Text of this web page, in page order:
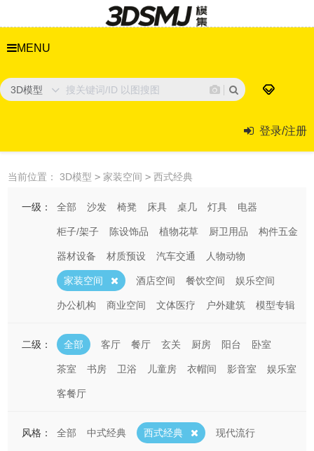
MENU
3D模型
登录/注册
当前位置： 3D模型 > 家装空间 > 西式经典
一级： 全部 沙发 椅凳 床具 桌几 灯具 电器
柜子/架子 陈设饰品 植物花草 厨卫用品 构件五金
器材设备 材质预设 汽车交通 人物动物
家装空间 酒店空间 餐饮空间 娱乐空间
办公机构 商业空间 文体医疗 户外建筑 模型专辑
二级： 全部 客厅 餐厅 玄关 厨房 阳台 卧室
茶室 书房 卫浴 儿童房 衣帽间 影音室 娱乐室
客餐厅
风格： 全部 中式经典 西式经典 现代流行